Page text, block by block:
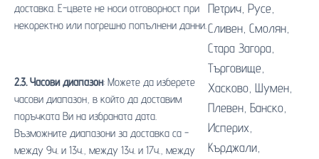
доставка. Е-цвете не носи отговорност при
некоректно или погрешно попълнени данни.
2.3. Часови диапазон: Можете да изберете
часови диапазон, в който да доставим
поръчката Ви на избраната дата.
Възможните диапазони за доставка са -
между 9ч. и 13ч., между 13ч. и 17ч., между
Петрич, Русе
Сливен, Смолян,
Стара Загора,
Търговище
Хасково, Шумен,
Плевен, Банско,
Исперих
Кърджали,